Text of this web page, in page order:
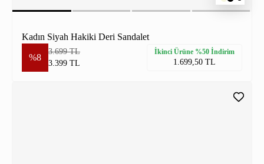
Kadın Siyah Hakiki Deri Sandalet
%8
3.699 TL
3.399 TL
İkinci Ürüne %50 İndirim
1.699,50 TL